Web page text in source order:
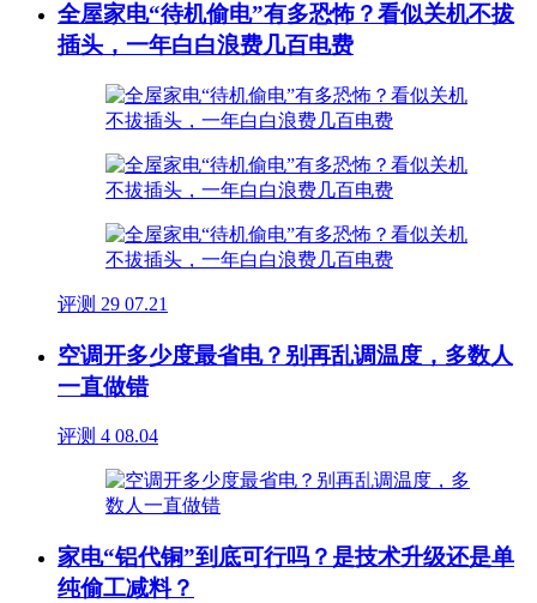
全屋家电“待机偷电”有多恐怖？看似关机不拔
插头，一年白白浪费几百电费
评测 29 07.21
空调开多少度最省电？别再乱调温度，多数人
一直做错
评测 4 08.04
家电“铝代铜”到底可行吗？是技术升级还是单
纯偷工减料？